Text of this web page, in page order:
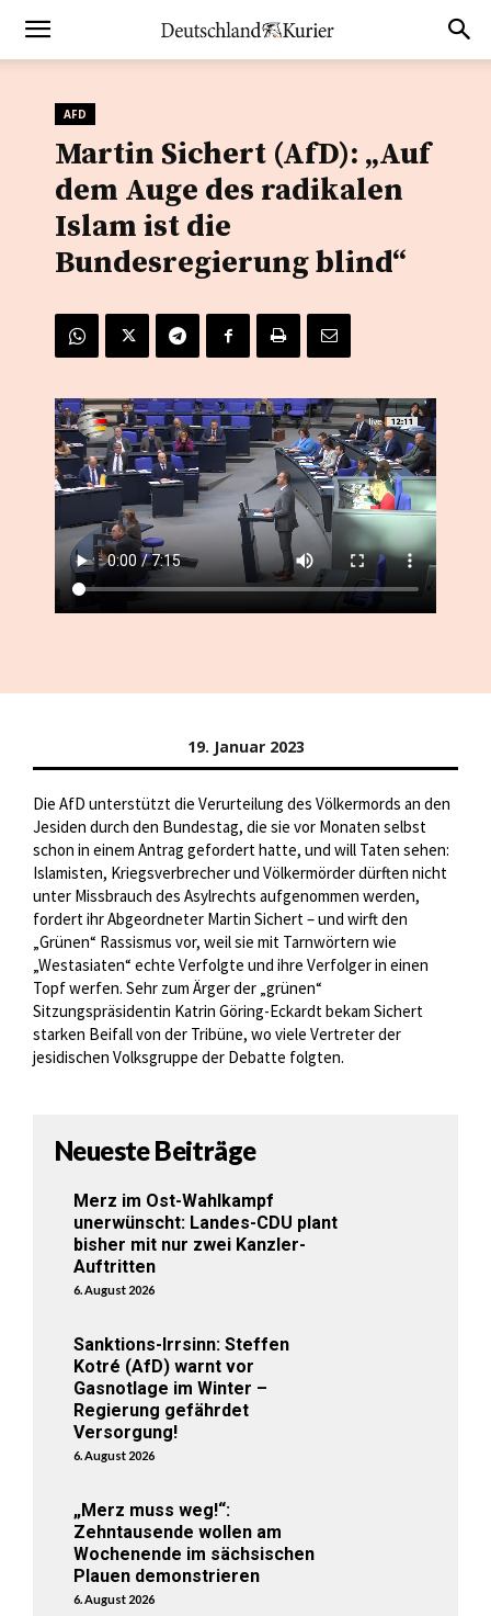
AFD
Martin Sichert (AfD): „Auf
dem Auge des radikalen
Islam ist die
Bundesregierung blind“
19. Januar 2023
Die AfD unterstützt die Verurteilung des Völkermords an den
Jesiden durch den Bundestag, die sie vor Monaten selbst
schon in einem Antrag gefordert hatte, und will Taten sehen:
Islamisten, Kriegsverbrecher und Völkermörder dürften nicht
unter Missbrauch des Asylrechts aufgenommen werden,
fordert ihr Abgeordneter Martin Sichert – und wirft den
„Grünen“ Rassismus vor, weil sie mit Tarnwörtern wie
„Westasiaten“ echte Verfolgte und ihre Verfolger in einen
Topf werfen. Sehr zum Ärger der „grünen“
Sitzungspräsidentin Katrin Göring-Eckardt bekam Sichert
starken Beifall von der Tribüne, wo viele Vertreter der
jesidischen Volksgruppe der Debatte folgten.
Neueste Beiträge
Merz im Ost-Wahlkampf
unerwünscht: Landes-CDU plant
bisher mit nur zwei Kanzler-
Auftritten
6. August 2026
Sanktions-Irrsinn: Steffen
Kotré (AfD) warnt vor
Gasnotlage im Winter –
Regierung gefährdet
Versorgung!
6. August 2026
„Merz muss weg!“:
Zehntausende wollen am
Wochenende im sächsischen
Plauen demonstrieren
6. August 2026